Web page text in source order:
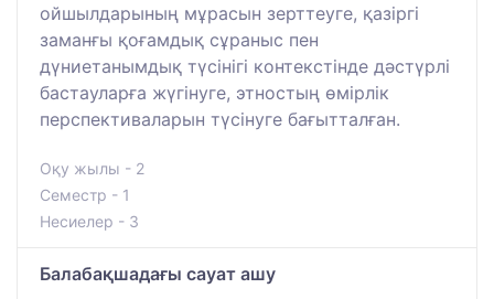
ойшылдарының мұрасын зерттеуге, қазіргі
заманғы қоғамдық сұраныс пен
дүниетанымдық түсінігі контекстінде дәстүрлі
бастауларға жүгінуге, этностың өмірлік
перспективаларын түсінуге бағытталған.
Оқу жылы - 2
Семестр - 1
Несиелер - 3
Балабақшадағы сауат ашу